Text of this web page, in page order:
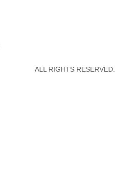
ALL RIGHTS RESERVED.